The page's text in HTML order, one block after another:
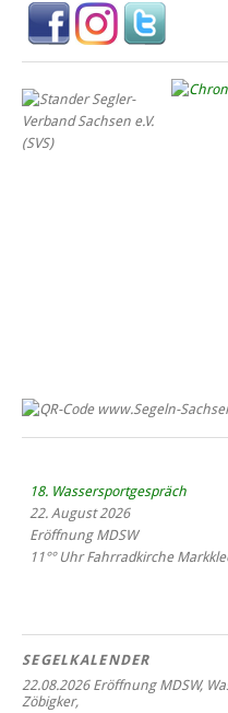
18. Wassersportgespräch
22. August 2026
Eröffnung MDSW
11°° Uhr Fahrrad­kirche
SEGELKALENDER
22.08.2026 Eröffnung MDSW,
Zöbigker,